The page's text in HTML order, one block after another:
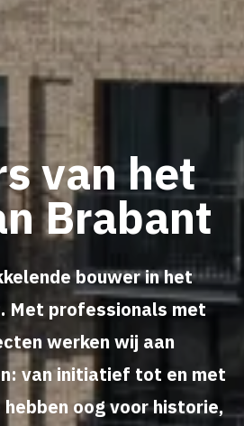
van het
Brabant
bouwer in het
Met professionals met
werken wij aan
van initiatief tot en met
oog voor historie,